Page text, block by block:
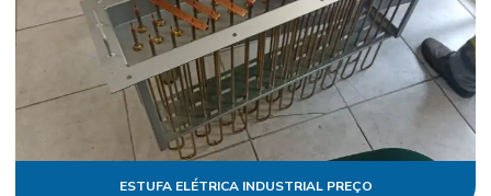
ESTUFA ELÉTRICA INDUSTRIAL PREÇO